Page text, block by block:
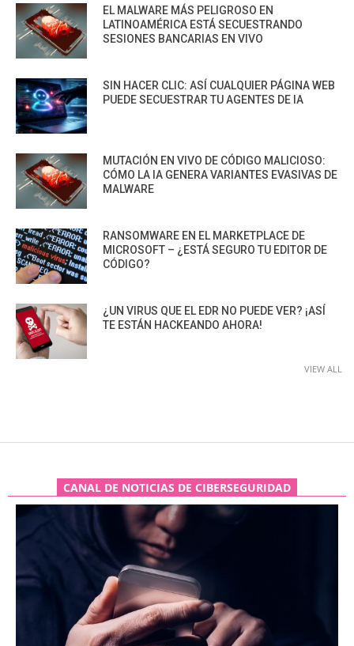
EL MALWARE MÁS PELIGROSO EN
LATINOAMÉRICA ESTÁ SECUESTRANDO
SESIONES BANCARIAS EN VIVO
SIN HACER CLIC: ASÍ CUALQUIER PÁGINA WEB
PUEDE SECUESTRAR TU AGENTES DE IA
MUTACIÓN EN VIVO DE CÓDIGO MALICIOSO:
CÓMO LA IA GENERA VARIANTES EVASIVAS DE
MALWARE
RANSOMWARE EN EL MARKETPLACE DE
MICROSOFT – ¿ESTÁ SEGURO TU EDITOR DE
CÓDIGO?
¿UN VIRUS QUE EL EDR NO PUEDE VER? ¡ASÍ
TE ESTÁN HACKEANDO AHORA!
VIEW ALL
CANAL DE NOTICIAS DE CIBERSEGURIDAD